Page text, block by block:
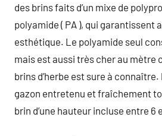
des brins faits d’un mixe de
polyamide ( PA ), qui garantissent
esthétique. Le polyamide seul
mais est aussi très cher au mètre
brins d’herbe est sure à connaître.
gazon entretenu et fraîchement
brin d’une hauteur incluse entre